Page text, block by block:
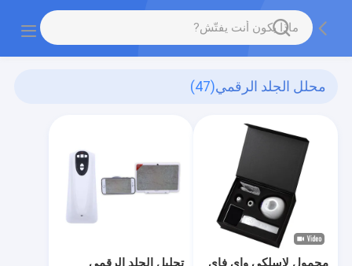
محلل الجلد الرقمي(47)
تحليل الجلد الرقمي
محمول لاسلكي واي فاي